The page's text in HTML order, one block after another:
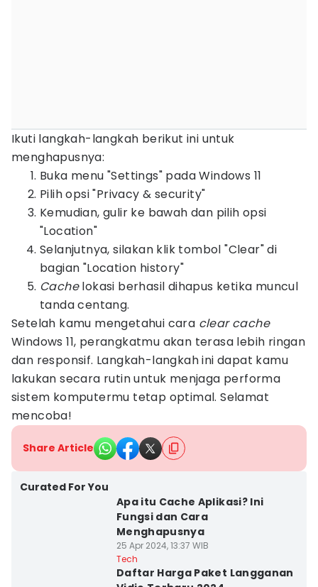
Ikuti langkah-langkah berikut ini untuk
menghapusnya:
Buka menu "Settings" pada Windows 11
Pilih opsi "Privacy & security"
Kemudian, gulir ke bawah dan pilih opsi
"Location"
Selanjutnya, silakan klik tombol "Clear" di
bagian "Location history"
Cachelokasi berhasil dihapus ketika muncul
tanda centang.
Setelah kamu mengetahui cara clear cache
Windows 11, perangkatmu akan terasa lebih ringan
dan responsif. Langkah-langkah ini dapat kamu
lakukan secara rutin untuk menjaga performa
sistem komputermu tetap optimal. Selamat
mencoba!
Share Article
Curated For You
Apa itu Cache Aplikasi? Ini
Fungsi dan Cara
Menghapusnya
25 Apr 2024, 13:37 WIB
Tech
Daftar Harga Paket Langganan